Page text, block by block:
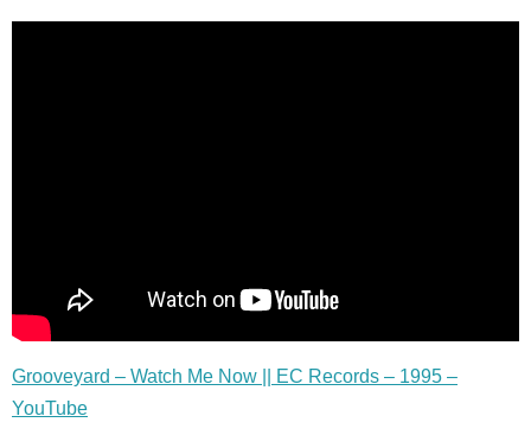
Grooveyard – Watch Me Now || EC Records – 1995 –
YouTube